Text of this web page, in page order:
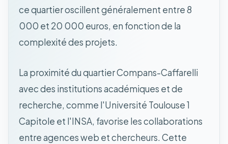
ce quartier oscillent généralement entre 8
000 et 20 000 euros, en fonction de la
complexité des projets.
La proximité du quartier Compans-Caffarelli
avec des institutions académiques et de
recherche, comme l'Université Toulouse 1
Capitole et l'INSA, favorise les collaborations
entre agences web et chercheurs. Cette